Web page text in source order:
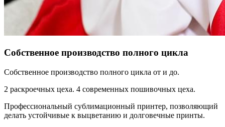
Собственное производство полного цикла
Собственное производство полного цикла от и до.
2 раскроечных цеха. 4 современных пошивочных цеха.
Профессиональный сублимационный принтер, позволяющий
делать устойчивые к выцветанию и долговечные принты.